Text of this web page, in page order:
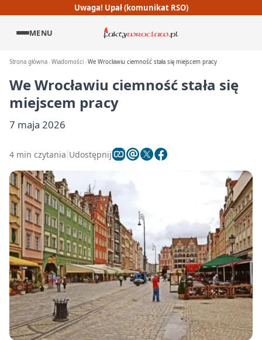
Uwaga! Upał (komunikat RSO)
MENU
Strona główna Wiadomości We Wrocławiu ciemność stała się miejscem pracy
We Wrocławiu ciemność stała się
miejscem pracy
7 maja 2026
4 min czytania Udostępnij